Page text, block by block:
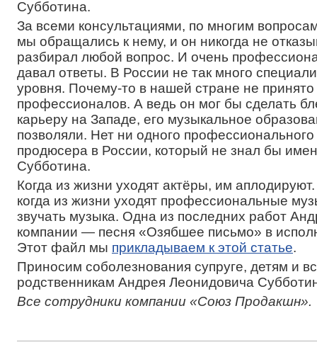
Субботина.
За всеми консультациями, по многим
мы обращались к нему, и он никогда не
разбирал любой вопрос. И очень
давал ответы. В России не так много
уровня. Почему-то в нашей стране не принято
профессионалов. А ведь он мог бы сделать
карьеру на Западе, его музыкальное
позволяли. Нет ни одного
продюсера в России, который не знал бы
Субботина.
Когда из жизни уходят актёры, им
когда из жизни уходят профессиональные
звучать музыка. Одна из последних работ
компании — песня «Озябшее письмо» в
Этот файл мы прикладываем к этой статье.
Приносим соболезнования супруге, детям и
родственникам Андрея Леонидовича
Все сотрудники компании «Союз Продакшн».